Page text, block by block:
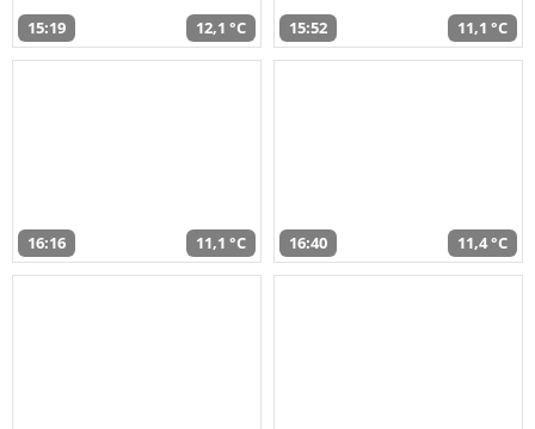
15:19 12,1 °C 15:52 11,1 °C
16:16 11,1 °C 16:40 11,4 °C